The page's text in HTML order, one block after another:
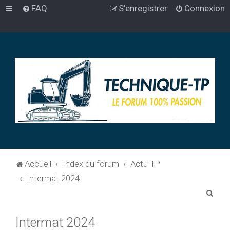
FAQ Connexion
S’enregistrer
Accueil Index du forum
Actu-TP
Intermat 2024
Intermat 2024